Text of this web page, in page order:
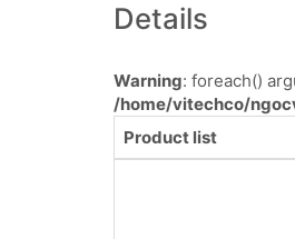
Details
Warning: foreach()
/home/vitechco/
Product list